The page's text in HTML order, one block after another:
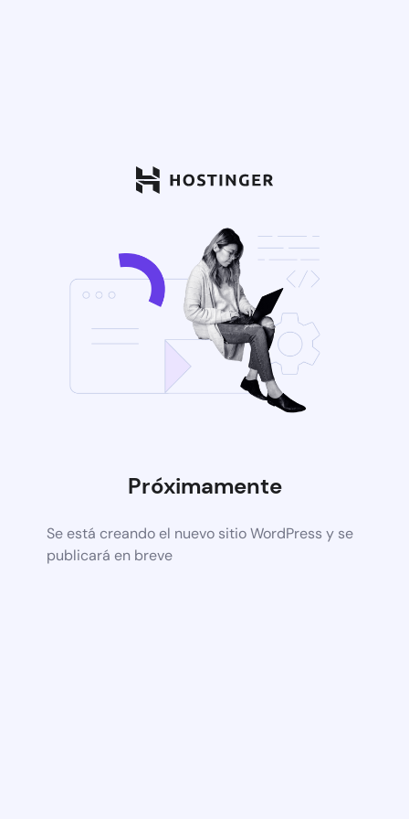
Próximamente
Se está creando el nuevo sitio WordPress y se
publicará en breve